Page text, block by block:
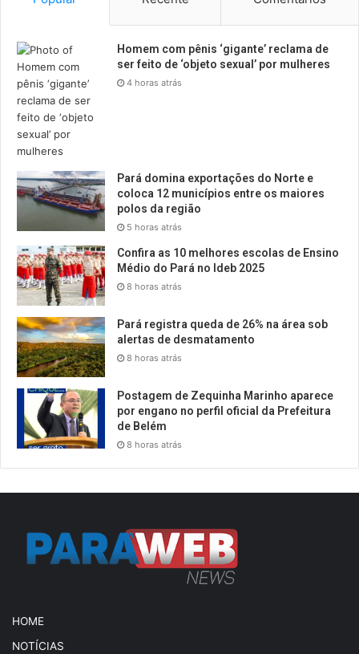
Homem com pênis ‘gigante’ reclama de
ser feito de ‘objeto sexual’ por mulheres
4 horas atrás
Pará domina exportações do Norte e
coloca 12 municípios entre os maiores
polos da região
5 horas atrás
Confira as 10 melhores escolas de Ensino
Médio do Pará no Ideb 2025
8 horas atrás
Pará registra queda de 26% na área sob
alertas de desmatamento
8 horas atrás
Postagem de Zequinha Marinho aparece
por engano no perfil oficial da Prefeitura
de Belém
8 horas atrás
HOME
NOTÍCIAS